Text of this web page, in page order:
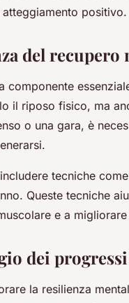
atteggiamento positivo.
del
componente
il riposo fisico, ma
o una gara, è
tecniche
Queste tecniche
e a
dei
la resilienza